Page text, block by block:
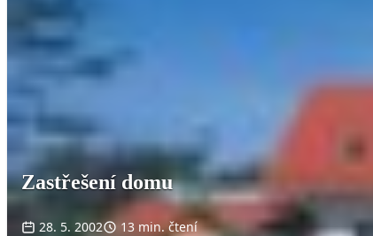
Zastřešení domu
28. 5. 2002 13 min. čtení